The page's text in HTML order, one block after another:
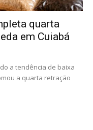
quarta
em Cuiabá
a tendência de baixa
a quarta retração